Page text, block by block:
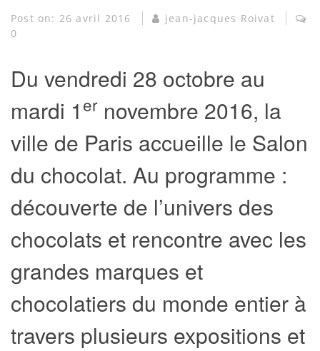
Post on: 26 avril 2016
jean-jacques Roivat
0
Du vendredi 28 octobre au
mardi 1 er novembre 2016, la
ville de Paris accueille le Salon
du chocolat. Au programme :
découverte de l’univers des
chocolats et rencontre avec les
grandes marques et
chocolatiers du monde entier à
travers plusieurs expositions et